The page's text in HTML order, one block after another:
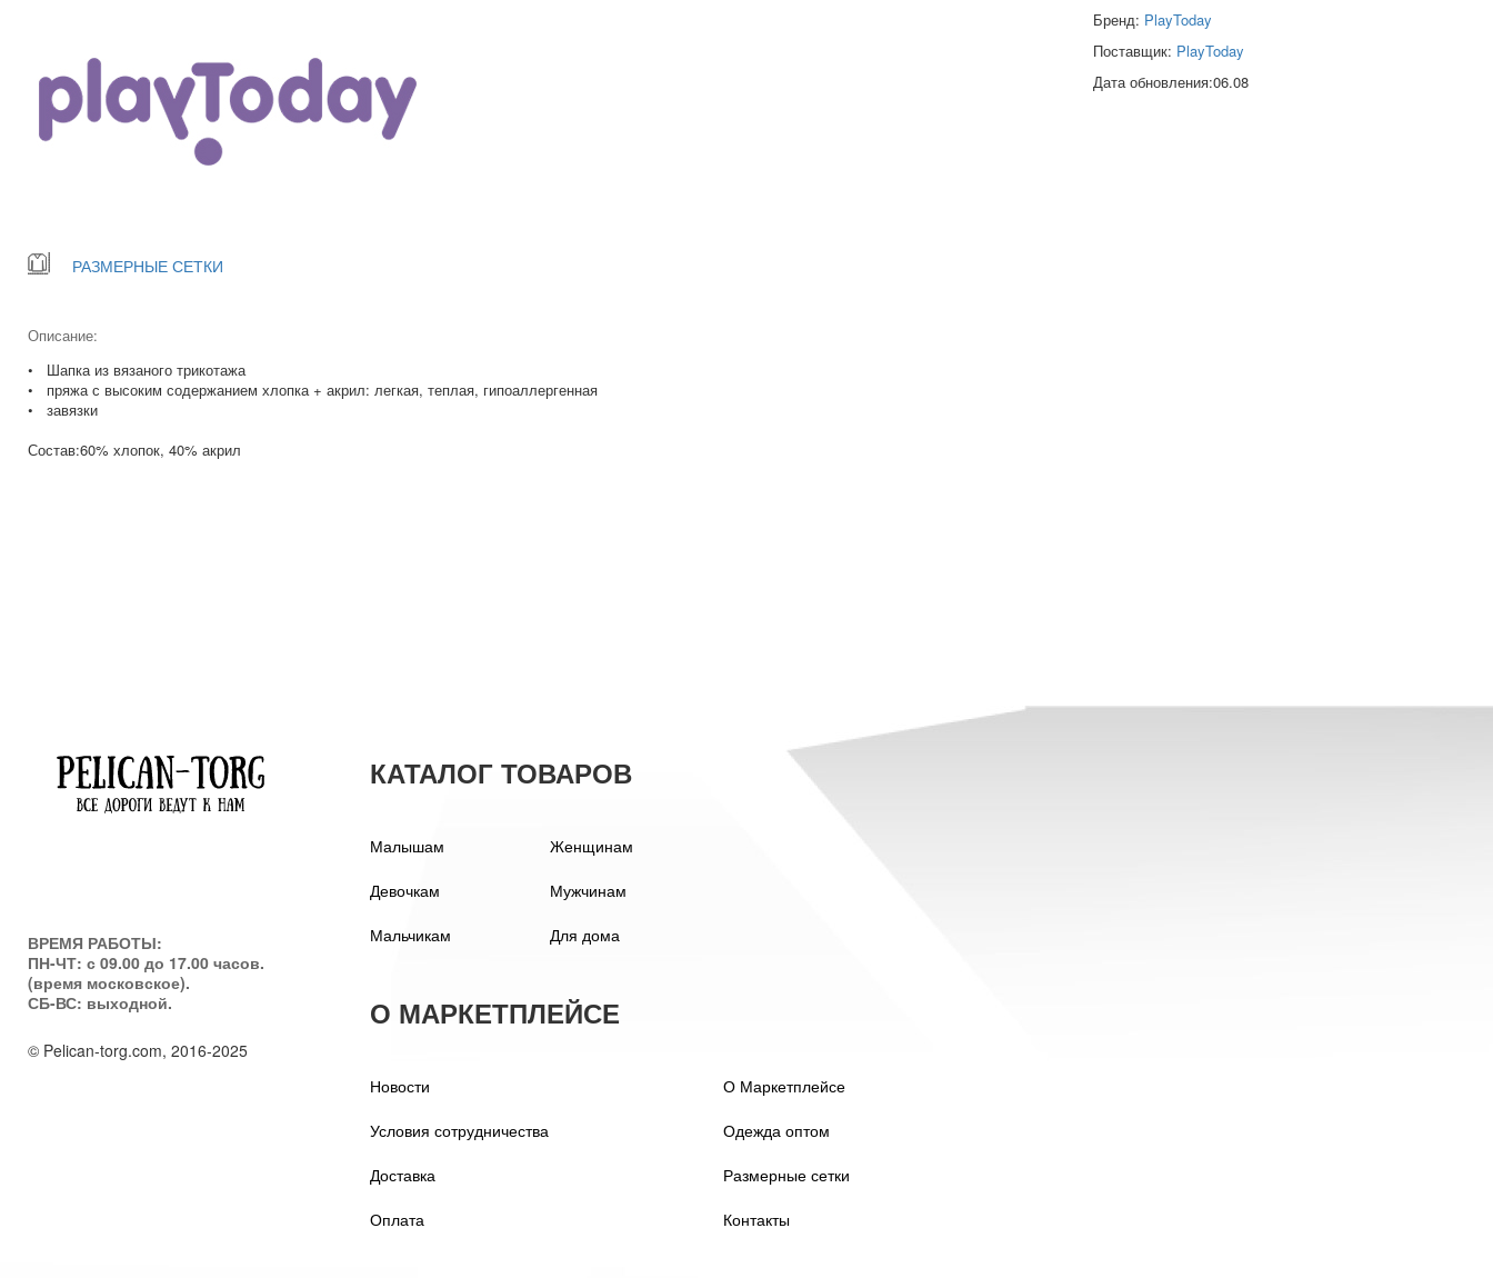
РАЗМЕРНЫЕ СЕТКИ
Бренд: PlayToday
Поставщик: PlayToday
Дата обновления:06.08
Описание:
• Шапка из вязаного трикотажа
• пряжа с высоким содержанием хлопка + акрил: легкая, теплая, гипоаллергенная
• завязки
Состав:60% хлопок, 40% акрил
ВРЕМЯ РАБОТЫ:
ПН-ЧТ: с 09.00 до 17.00 часов.
(время московское).
СБ-ВС: выходной.
© Pelican-torg.com, 2016-2025
КАТАЛОГ ТОВАРОВ
Малышам
Девочкам
Мальчикам
Женщинам
Мужчинам
Для дома
О МАРКЕТПЛЕЙСЕ
Новости
Условия сотрудничества
Доставка
Оплата
О Маркетплейсе
Одежда оптом
Размерные сетки
Контакты